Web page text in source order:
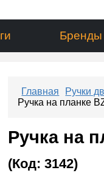
Бренды
Главная Ручки
Ручка на планке
Ручка на
(Код:3142)